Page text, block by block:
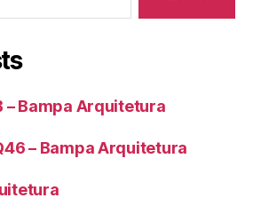
– Bampa Arquitetura
– Bampa Arquitetura